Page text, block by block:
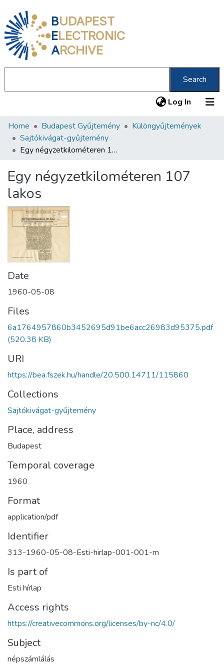
BUDAPEST
ELECTRONIC
ARCHIVE
Search
Log In (current)
Communities & Collections
All of DSpace
About us
Home Budapest Gyűjtemény
Különgyűjtemények
Sajtókivágat-gyűjtemény
Egy négyzetkilométeren 107 lakos
Egy négyzetkilométeren 107
lakos
Date
1960-05-08
Files
6a1764957860b3452695d91be6acc26983d95375.pdf
(520.38 KB)
URI
https://bea.fszek.hu/handle/20.500.14711/115860
Collections
Sajtókivágat-gyűjtemény
Place, address
Budapest
Temporal coverage
1960
Format
application/pdf
Identifier
313-1960-05-08-Esti-hirlap-001-001-m
Is part of
Esti hírlap
Access rights
https://creativecommons.org/licenses/by-nc/4.0/
Subject
népszámlálás